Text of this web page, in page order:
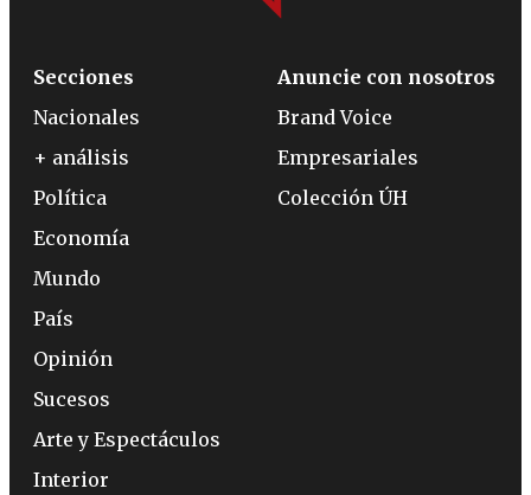
Secciones
Nacionales
+ análisis
Política
Economía
Mundo
País
Opinión
Sucesos
Arte y Espectáculos
Interior
Anuncie con nosotros
Brand Voice
Empresariales
Colección ÚH